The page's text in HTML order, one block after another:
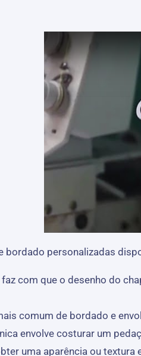
bordado personalizadas
com que o desenho do
comum de bordado e
envolve costurar um
uma aparência ou textura